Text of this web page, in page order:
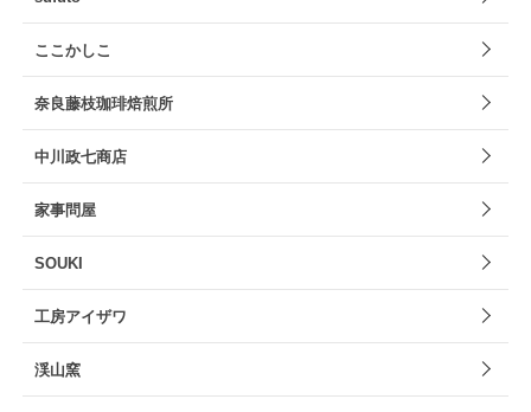
ここかしこ
奈良藤枝珈琲焙煎所
中川政七商店
家事問屋
SOUKI
工房アイザワ
渓山窯